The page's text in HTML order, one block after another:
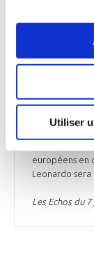
Utiliser
vaut 20 M$ »,
d’où « le
commun et
technologies
synergies
vers la
le souhait
européens en
Leonardo sera
Les Echos du 7